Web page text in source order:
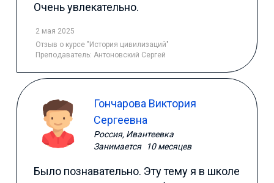
Очень увлекательно.
2 мая 2025
Отзыв о курсе "История цивилизаций"
Преподаватель: Антоновский Сергей
Гончарова Виктория
Сергеевна
Россия, Ивантеевка
Занимается
10 месяцев
Было познавательно. Эту тему я в школе